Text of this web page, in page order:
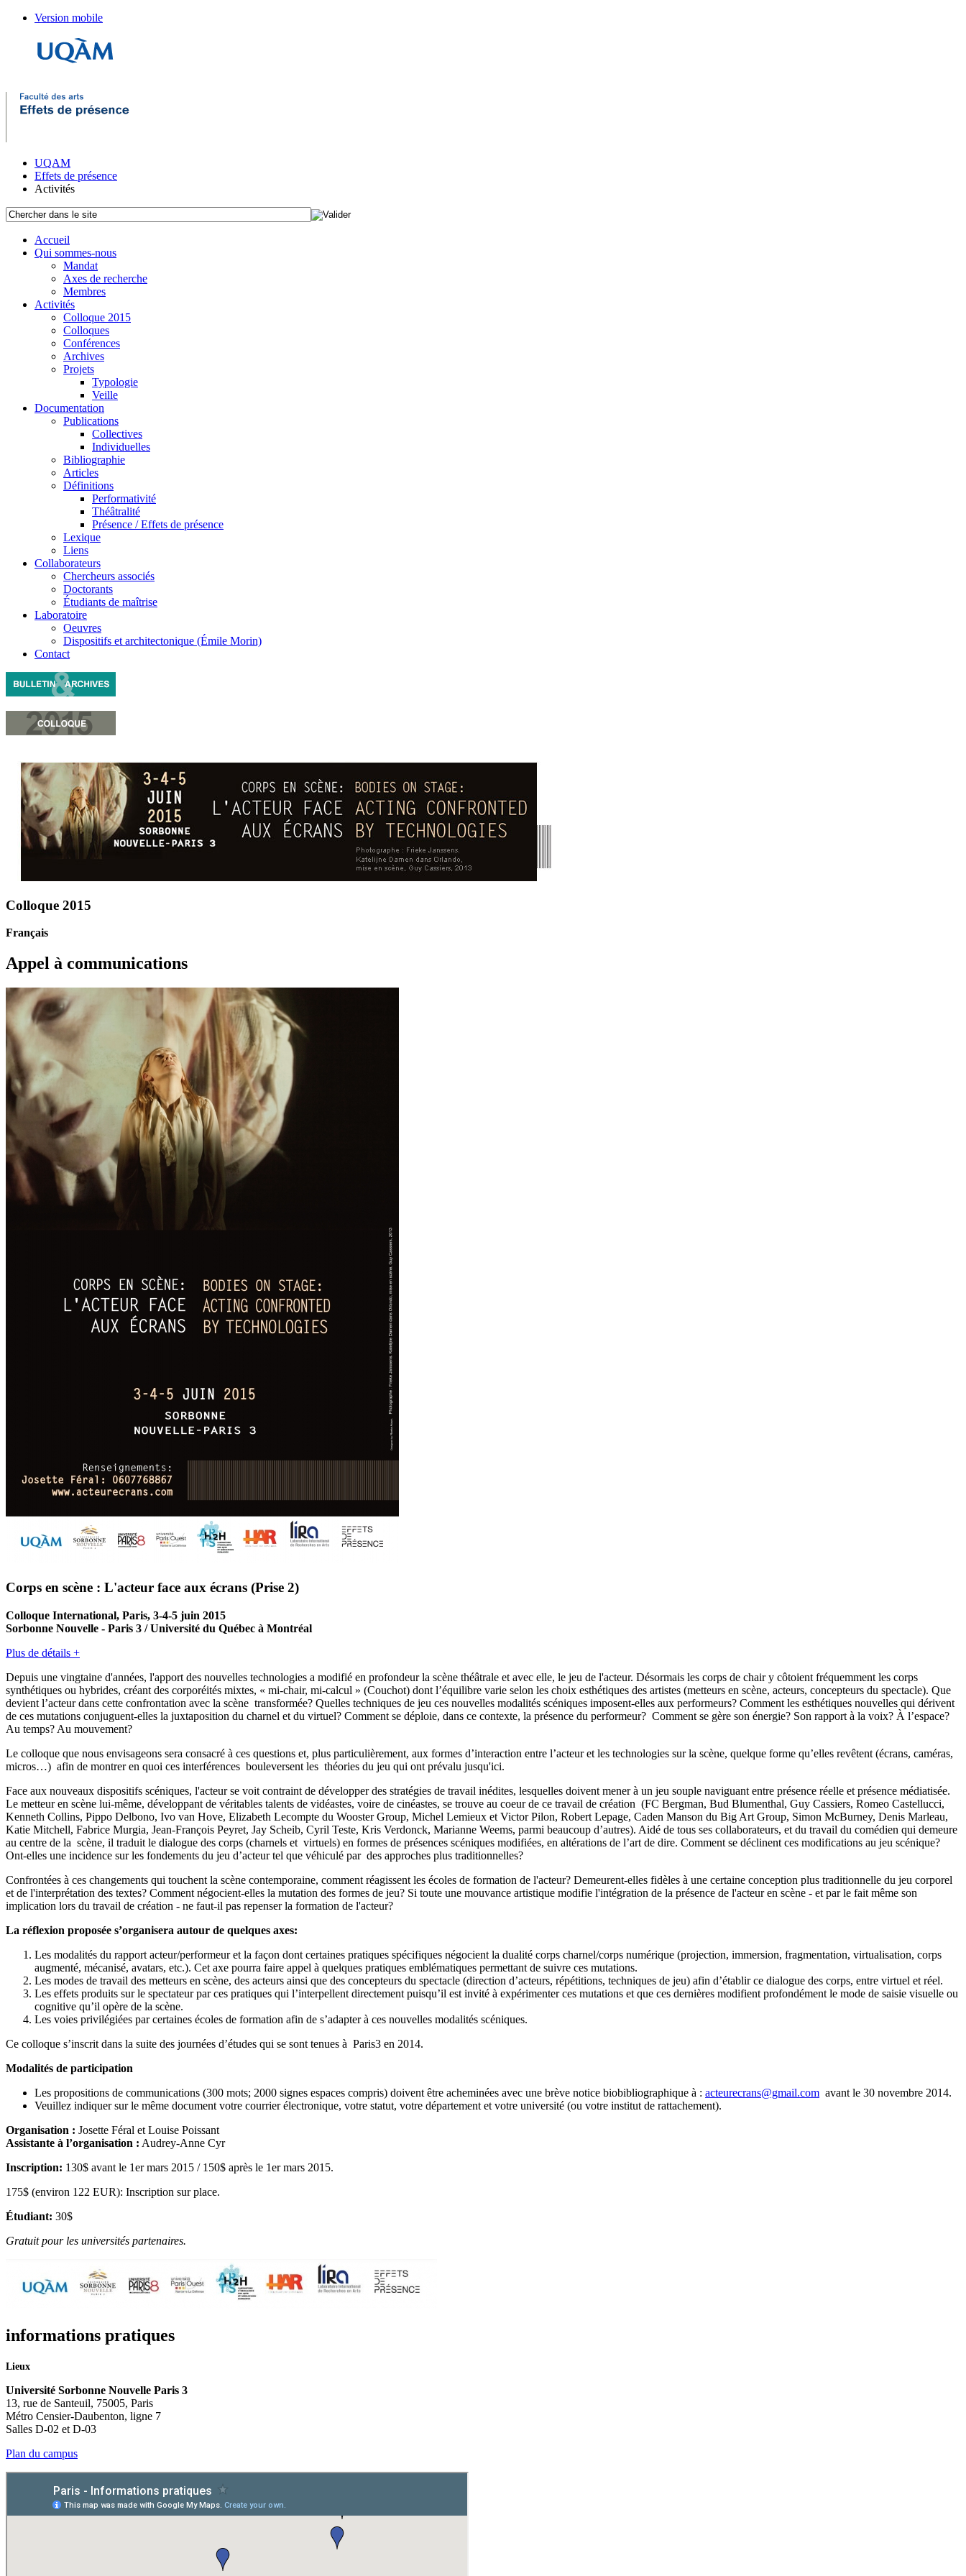
Version mobile
UQAM
Effets de présence
Activités
Accueil
Qui sommes-nous
Mandat
Axes de recherche
Membres
Activités
Colloque 2015
Colloques
Conférences
Archives
Projets
Typologie
Veille
Documentation
Publications
Collectives
Individuelles
Bibliographie
Articles
Définitions
Performativité
Théâtralité
Présence / Effets de présence
Lexique
Liens
Collaborateurs
Chercheurs associés
Doctorants
Étudiants de maîtrise
Laboratoire
Oeuvres
Dispositifs et architectonique (Émile Morin)
Contact
Colloque 2015
Français
Appel à communications
Corps en scène : L'acteur face aux écrans (Prise 2)
Colloque International, Paris, 3-4-5 juin 2015
Sorbonne Nouvelle - Paris 3 / Université du Québec à Montréal
Plus de détails +
Depuis une vingtaine d'années, l'apport des nouvelles technologies a modifié en profondeur la scène théâtrale et avec elle, le jeu de l'acteur. Désormais les corps de chair y côtoient fréquemment les corps
synthétiques ou hybrides, créant des corporéités mixtes, « mi-chair, mi-calcul » (Couchot) dont l’équilibre varie selon les choix esthétiques des artistes (metteurs en scène, acteurs, concepteurs du spectacle). Que
devient l’acteur dans cette confrontation avec la scène transformée? Quelles techniques de jeu ces nouvelles modalités scéniques imposent-elles aux performeurs? Comment les esthétiques nouvelles qui dérivent
de ces mutations conjuguent-elles la juxtaposition du charnel et du virtuel? Comment se déploie, dans ce contexte, la présence du performeur? Comment se gère son énergie? Son rapport à la voix? À l’espace?
Au temps? Au mouvement?
Le colloque que nous envisageons sera consacré à ces questions et, plus particulièrement, aux formes d’interaction entre l’acteur et les technologies sur la scène, quelque forme qu’elles revêtent (écrans, caméras,
micros…) afin de montrer en quoi ces interférences bouleversent les théories du jeu qui ont prévalu jusqu'ici.
Face aux nouveaux dispositifs scéniques, l'acteur se voit contraint de développer des stratégies de travail inédites, lesquelles doivent mener à un jeu souple naviguant entre présence réelle et présence médiatisée.
Le metteur en scène lui-même, développant de véritables talents de vidéastes, voire de cinéastes, se trouve au coeur de ce travail de création (FC Bergman, Bud Blumenthal, Guy Cassiers, Romeo Castellucci,
Kenneth Collins, Pippo Delbono, Ivo van Hove, Elizabeth Lecompte du Wooster Group, Michel Lemieux et Victor Pilon, Robert Lepage, Caden Manson du Big Art Group, Simon McBurney, Denis Marleau,
Katie Mitchell, Fabrice Murgia, Jean-François Peyret, Jay Scheib, Cyril Teste, Kris Verdonck, Marianne Weems, parmi beaucoup d’autres). Aidé de tous ses collaborateurs, et du travail du comédien qui demeure
au centre de la scène, il traduit le dialogue des corps (charnels et virtuels) en formes de présences scéniques modifiées, en altérations de l’art de dire. Comment se déclinent ces modifications au jeu scénique?
Ont-elles une incidence sur les fondements du jeu d’acteur tel que véhiculé par des approches plus traditionnelles?
Confrontées à ces changements qui touchent la scène contemporaine, comment réagissent les écoles de formation de l'acteur? Demeurent-elles fidèles à une certaine conception plus traditionnelle du jeu corporel
et de l'interprétation des textes? Comment négocient-elles la mutation des formes de jeu? Si toute une mouvance artistique modifie l'intégration de la présence de l'acteur en scène - et par le fait même son
implication lors du travail de création - ne faut-il pas repenser la formation de l'acteur?
La réflexion proposée s’organisera autour de quelques axes:
Les modalités du rapport acteur/performeur et la façon dont certaines pratiques spécifiques négocient la dualité corps charnel/corps numérique (projection, immersion, fragmentation, virtualisation, corps
augmenté, mécanisé, avatars, etc.). Cet axe pourra faire appel à quelques pratiques emblématiques permettant de suivre ces mutations.
Les modes de travail des metteurs en scène, des acteurs ainsi que des concepteurs du spectacle (direction d’acteurs, répétitions, techniques de jeu) afin d’établir ce dialogue des corps, entre virtuel et réel.
Les effets produits sur le spectateur par ces pratiques qui l’interpellent directement puisqu’il est invité à expérimenter ces mutations et que ces dernières modifient profondément le mode de saisie visuelle ou
cognitive qu’il opère de la scène.
Les voies privilégiées par certaines écoles de formation afin de s’adapter à ces nouvelles modalités scéniques.
Ce colloque s’inscrit dans la suite des journées d’études qui se sont tenues à Paris3 en 2014.
Modalités de participation
Les propositions de communications (300 mots; 2000 signes espaces compris) doivent être acheminées avec une brève notice biobibliographique à : acteurecrans@gmail.com avant le 30 novembre 2014.
Veuillez indiquer sur le même document votre courrier électronique, votre statut, votre département et votre université (ou votre institut de rattachement).
Organisation : Josette Féral et Louise Poissant
Assistante à l’organisation : Audrey-Anne Cyr
Inscription: 130$ avant le 1er mars 2015 / 150$ après le 1er mars 2015.
175$ (environ 122 EUR): Inscription sur place.
Étudiant: 30$
Gratuit pour les universités partenaires.
informations pratiques
Lieux
Université Sorbonne Nouvelle Paris 3
13, rue de Santeuil, 75005, Paris
Métro Censier-Daubenton, ligne 7
Salles D-02 et D-03
Plan du campus